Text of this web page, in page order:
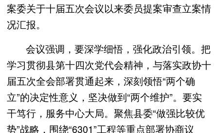
案委关于十届五次会议以来委员提案审查立案情
况汇报。
会议强调，要深学细悟，强化政治引领。把
学习贯彻县第十四次党代会精神，与落实政协十
届五次全会部署贯通起来，深刻领悟“两个确
立”的决定性意义，坚决做到“两个维护”。要实
干笃行，服务中心大局。聚焦县委“做强比较优
势”战略，围绕“6301”工程等重点部署协商议